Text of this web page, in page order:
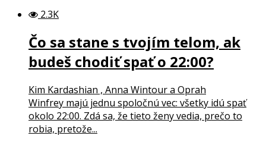
2.3K
Čo sa stane s tvojím telom, ak
budeš chodiť spať o 22:00?
Kim Kardashian , Anna Wintour a Oprah
Winfrey majú jednu spoločnú vec: všetky idú spať
okolo 22:00. Zdá sa, že tieto ženy vedia, prečo to
robia, pretože...